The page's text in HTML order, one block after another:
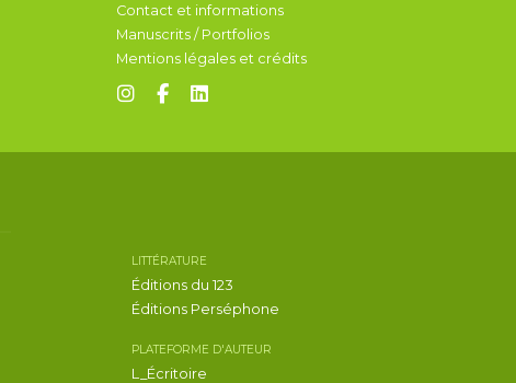
Contact et informations
Manuscrits / Portfolios
Mentions légales et crédits
LITTÉRATURE
Éditions du 123
Éditions Perséphone
PLATEFORME D'AUTEUR
L_Écritoire